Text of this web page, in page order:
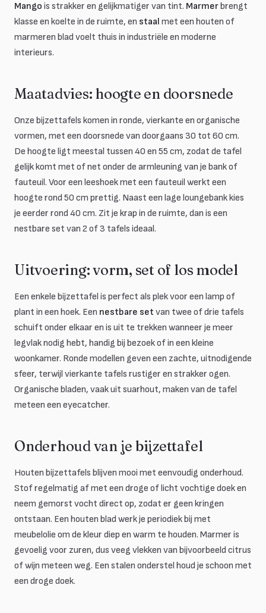
Mango is strakker en gelijkmatiger van tint. Marmerbrengt
klasse en koelte in de ruimte, en staal met een houten of
marmeren blad voelt thuis in industriële en moderne
interieurs.
Maatadvies: hoogte en doorsnede
Onze bijzettafels komen in ronde, vierkante en organische
vormen, met een doorsnede van doorgaans 30 tot 60 cm.
De hoogte ligt meestal tussen 40 en 55 cm, zodat de tafel
gelijk komt met of net onder de armleuning van je bank of
fauteuil. Voor een leeshoek met een fauteuil werkt een
hoogte rond 50 cm prettig. Naast een lage loungebank kies
je eerder rond 40 cm. Zit je krap in de ruimte, dan is een
nestbare set van 2 of 3 tafels ideaal.
Uitvoering: vorm, set of los model
Een enkele bijzettafel is perfect als plek voor een lamp of
plant in een hoek. Een nestbare set van twee of drie tafels
schuift onder elkaar en is uit te trekken wanneer je meer
legvlak nodig hebt, handig bij bezoek of in een kleine
woonkamer. Ronde modellen geven een zachte, uitnodigende
sfeer, terwijl vierkante tafels rustiger en strakker ogen.
Organische bladen, vaak uit suarhout, maken van de tafel
meteen een eyecatcher.
Onderhoud van je bijzettafel
Houten bijzettafels blijven mooi met eenvoudig onderhoud.
Stof regelmatig af met een droge of licht vochtige doek en
neem gemorst vocht direct op, zodat er geen kringen
ontstaan. Een houten blad werk je periodiek bij met
meubelolie om de kleur diep en warm te houden. Marmer is
gevoelig voor zuren, dus veeg vlekken van bijvoorbeeld citrus
of wijn meteen weg. Een stalen onderstel houd je schoon met
een droge doek.